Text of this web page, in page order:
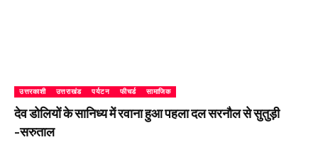
उत्तरकाशी उत्तराखंड पर्यटन फीचर्ड सामाजिक
देव डोलियों के सानिध्य में रवाना हुआ पहला दल सरनौल से सुतुड़ी
-सरुताल